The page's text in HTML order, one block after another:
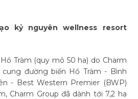
kỷ nguyên wellness resort
Tràm (quy mô 50 ha) do Charm
đường biển Hồ Tràm - Bình
- Best Western Premier (BWP)
Charm Group đã dành tới 7,2 ha
Tìm
kiếm...